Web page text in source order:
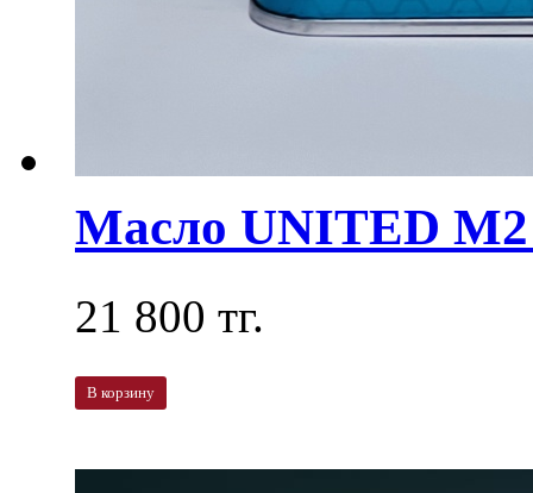
Масло UNITED
21 800 тг.
В корзину